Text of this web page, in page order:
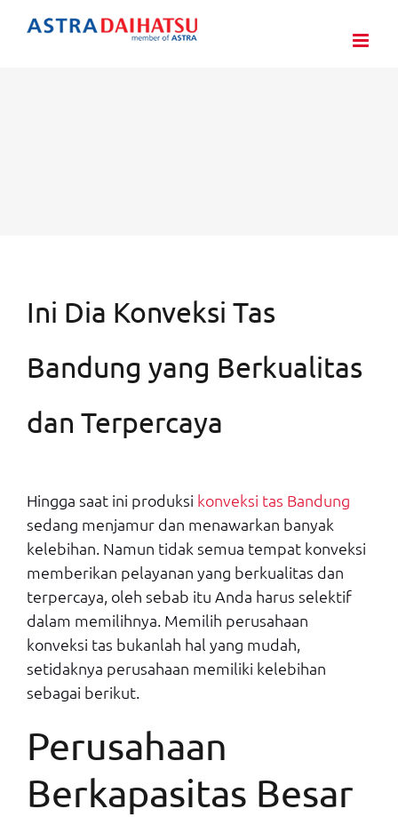
Ini Dia Konveksi Tas
Bandung yang Berkualitas
dan Terpercaya
Hingga saat ini produksi konveksi tas Bandung
sedang menjamur dan menawarkan banyak
kelebihan. Namun tidak semua tempat konveksi
memberikan pelayanan yang berkualitas dan
terpercaya, oleh sebab itu Anda harus selektif
dalam memilihnya. Memilih perusahaan
konveksi tas bukanlah hal yang mudah,
setidaknya perusahaan memiliki kelebihan
sebagai berikut.
Perusahaan
Berkapasitas Besar